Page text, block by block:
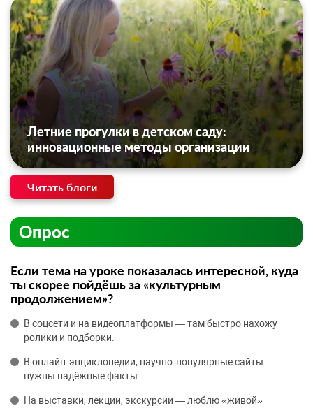
Летние прогулки в детском саду:
инновационные методы организации
Читать блоги
Опрос
Если тема на уроке показалась интересной, куда
ты скорее пойдёшь за «культурным
продолжением»?
В соцсети и на видеоплатформы — там быстро нахожу
ролики и подборки.
В онлайн‑энциклопедии, научно‑популярные сайты —
нужны надёжные факты.
На выставки, лекции, экскурсии — люблю «живой»